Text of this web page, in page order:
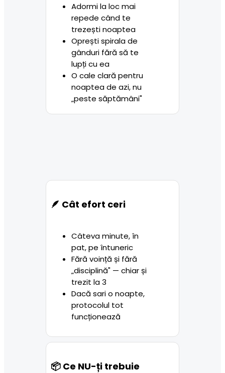
Adormi la loc mai
repede când te
trezești noaptea
Oprești spirala de
gânduri fără să te
lupți cu ea
O cale clară pentru
noaptea de azi, nu
„peste săptămâni"
🪶 Cât efort ceri
Câteva minute, în
pat, pe întuneric
Fără voință și fără
„disciplină" — chiar și
trezit la 3
Dacă sari o noapte,
protocolul tot
funcționează
📦 Ce NU-ți trebuie